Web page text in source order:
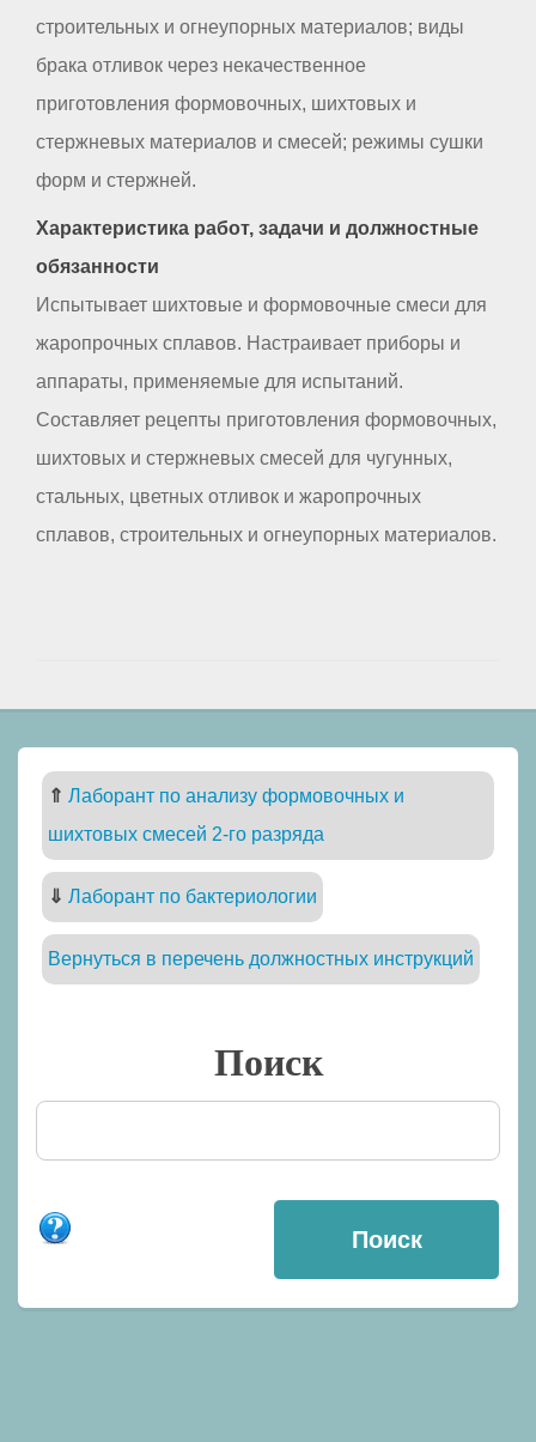
строительных и огнеупорных материалов; виды
брака отливок через некачественное
приготовления формовочных, шихтовых и
стержневых материалов и смесей; режимы сушки
форм и стержней.
Характеристика работ, задачи и должностные
обязанности
Испытывает шихтовые и формовочные смеси для
жаропрочных сплавов. Настраивает приборы и
аппараты, применяемые для испытаний.
Составляет рецепты приготовления формовочных,
шихтовых и стержневых смесей для чугунных,
стальных, цветных отливок и жаропрочных
сплавов, строительных и огнеупорных материалов.
⇑ Лаборант по анализу формовочных и
шихтовых смесей 2-го разряда
⇓ Лаборант по бактериологии
Вернуться в перечень должностных инструкций
Поиск